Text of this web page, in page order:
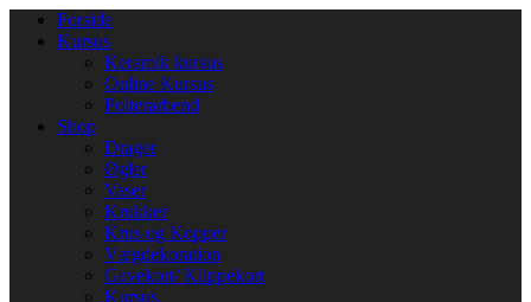
Forside
Kursus
Keramik kursus
Online Kursus
Polterarbend
Shop
Drager
Øgler
Vaser
Krukker
Krus og Kopper
Vægdekoration
Gavekort/ Klippekort
Kursus